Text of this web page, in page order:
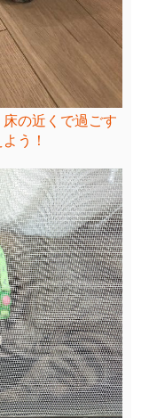
の近くで過ごす
う！